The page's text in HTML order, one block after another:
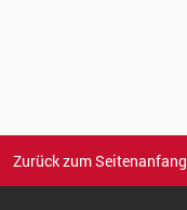
Zurück zum Seitenanfang